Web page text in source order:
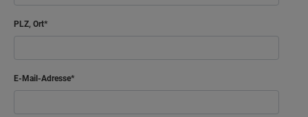
PLZ, Ort
E-Mail-Adresse